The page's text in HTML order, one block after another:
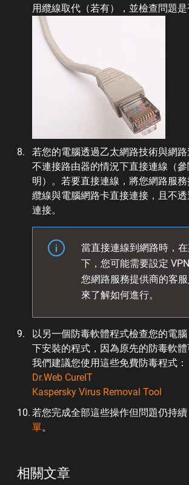
用纜線取代（若有），並檢查問題是
若您的電腦透過乙太網路技術與網
不連接路由器的情況下直接連線（
明）。若要直接連線，將您網路服
纜線與電腦網路卡直接連接，且不
連接。
當直接連線到網路時，
下，您可能需要設定
您網路服務提供商的客服
來了解如何進行。
以另一個防毒軟體程式檢查您的電
下安裝的程式，因為原先的防毒軟體
我們建議您使用這些免費防毒程式：
Dr.Web CureIT
Kaspersky Virus Removal Tool
若您完成全部這些操作但問題仍持
單。
相關文章